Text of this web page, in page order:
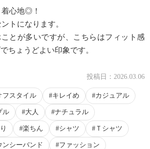
心地◎！
トになります。
とが多いですが、こちらはフィット感
ちょうどよい印象です。
投稿日： 2026.03.06
フスタイル キレイめ カジュアル
ル 大人 ナチュラル
楽ちん シャツ Ｔシャツ
ンシーバンド ファッション